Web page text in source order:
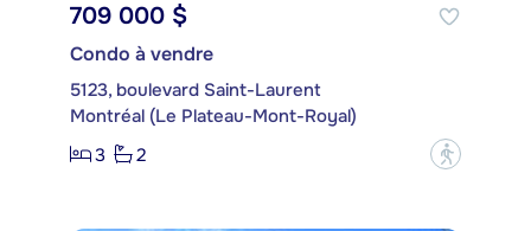
709 000 $
Condo à vendre
5123, boulevard Saint-Laurent
Montréal (Le Plateau-Mont-Royal)
3
2 ?